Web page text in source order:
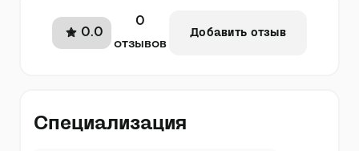
0.0
0
отзывов
Добавить отзыв
Специализация